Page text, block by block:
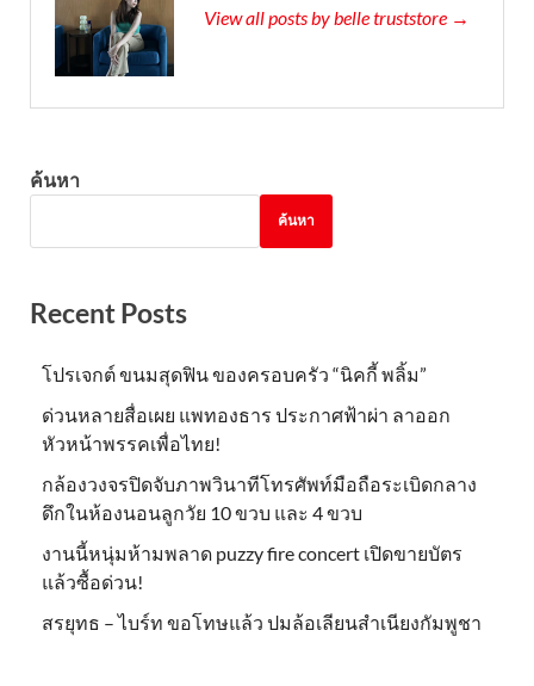
View all posts by belle truststore →
ค้นหา
ค้นหา
Recent Posts
โปรเจกต์ ขนมสุดฟิน ของครอบครัว “นิคกี้ พลิ้ม”
ด่วนหลายสื่อเผย แพทองธาร ประกาศฟ้าผ่า ลาออก
หัวหน้าพรรคเพื่อไทย!
กล้องวงจรปิดจับภาพวินาทีโทรศัพท์มือถือระเบิดกลาง
ดึกในห้องนอนลูกวัย 10 ขวบ และ 4 ขวบ
งานนี้หนุ่มห้ามพลาด puzzy fire concert เปิดขายบัตร
แล้วซื้อด่วน!
สรยุทธ – ไบร์ท ขอโทษแล้ว ปมล้อเลียนสำเนียงกัมพูชา